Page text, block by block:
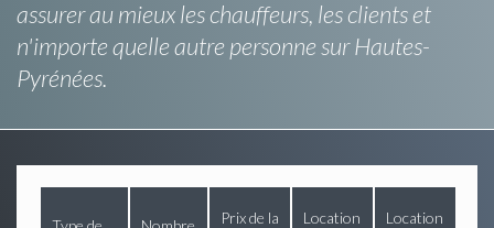
assurer au mieux les chauffeurs, les clients et
n'importe quelle autre personne sur Hautes-
Pyrénées.
Prix de la
Location
Location